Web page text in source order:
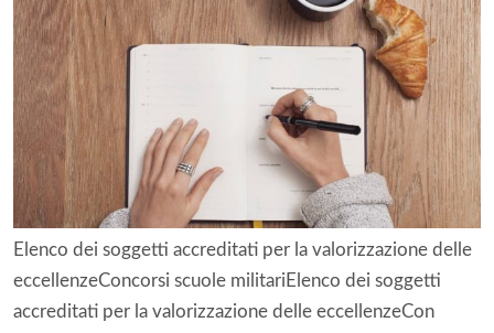
Elenco dei soggetti accreditati per la valorizzazione delle
eccellenzeConcorsi scuole militariElenco dei soggetti
accreditati per la valorizzazione delle eccellenzeCon